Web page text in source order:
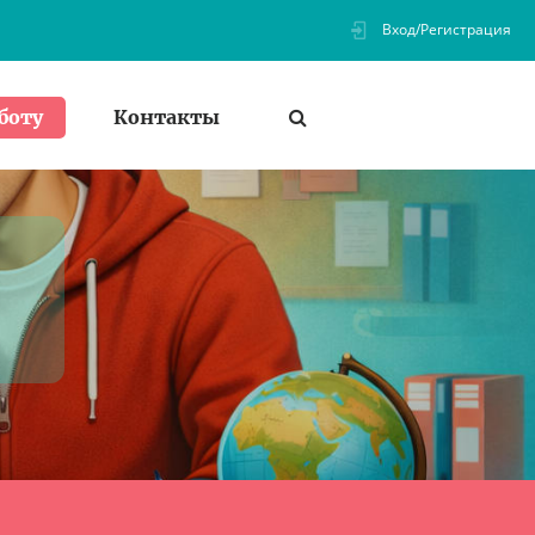
Вход/Регистрация
Контакты